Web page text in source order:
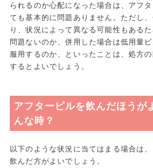
られるのか心配になった場合は、アフ
ても基本的に問題ありません。ただし
り、状況によって異なる可能性もある
問題ないのか、併用した場合は低用量
服用するのか、といったことは、処方
するとよいでしょう。
アフターピルを飲んだほうが
んな時？
以下のような状況に当てはまる場合は
飲んだ方がよいでしょう。